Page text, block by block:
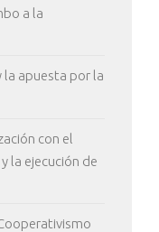
a la
la apuesta por la
con el
la ejecución de